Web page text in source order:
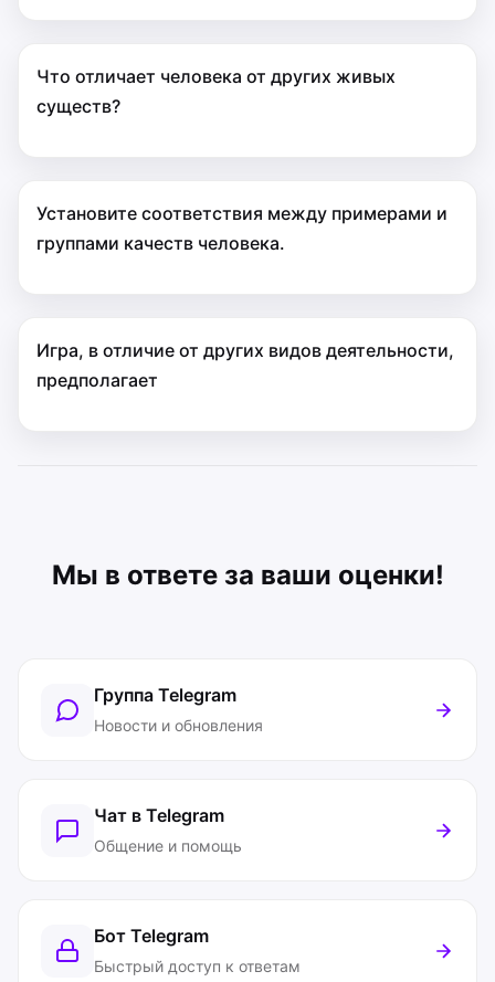
Что отличает человека от других живых
существ?
Установите соответствия между примерами и
группами качеств человека.
Игра, в отличие от других видов деятельности,
предполагает
Мы в ответе за ваши оценки!
Группа Telegram
Новости и обновления
Чат в Telegram
Общение и помощь
Бот Telegram
Быстрый доступ к ответам